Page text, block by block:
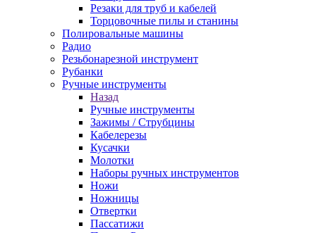
Резаки для труб и кабелей
Торцовочные пилы и станины
Полировальные машины
Радио
Резьбонарезной инструмент
Рубанки
Ручные инструменты
Назад
Ручные инструменты
Зажимы / Струбцины
Кабелерезы
Кусачки
Молотки
Наборы ручных инструментов
Ножи
Ножницы
Отвертки
Пассатижи